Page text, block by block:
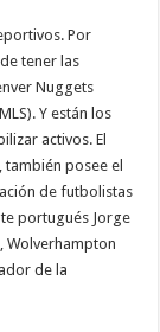
Por
tener las
Nuggets
Y están los
activos. El
posee el
de futbolistas
portugués Jorge
Wolverhampton
de la